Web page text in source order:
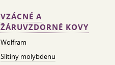
VZÁCNÉ A
ŽÁRUVZDORNÉ KOVY
Wolfram
Slitiny molybdenu